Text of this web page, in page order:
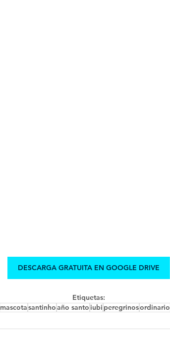
DESCARGA GRATUITA EN GOOGLE DRIVE
Etiquetas:
mascotasantinhoaño santo iubi peregrinosordinario